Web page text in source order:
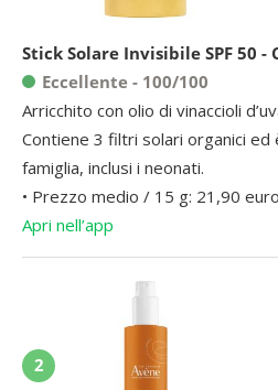
Stick Solare Invisibile SPF 50 -
Eccellente - 100/100
Arricchito con olio di vinaccioli
Contiene 3 filtri solari organici
famiglia, inclusi i neonati.
• Prezzo medio / 15 g: 21,90
Apri nell’app
2